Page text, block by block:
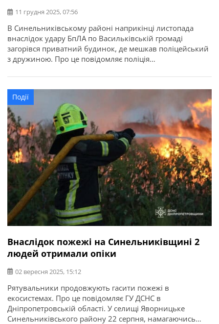
11 грудня 2025, 07:56
В Синельниківському районі наприкінці листопада
внаслідок удару БпЛА по Васильківській громаді
загорівся приватний будинок, де мешкав поліцейський
з дружиною. Про це повідомляє поліція
опіки та були доставлені до лікарні.
Події
Внаслідок пожежі на Синельниківщині 2
людей отримали опіки
02 вересня 2025, 15:12
Рятувальники продовжують гасити пожежі в
екосистемах. Про це повідомляє ГУ ДСНС в
Дніпропетровській області. У селищі Яворницьке
Синельниківського району 22 серпня, намагаючись